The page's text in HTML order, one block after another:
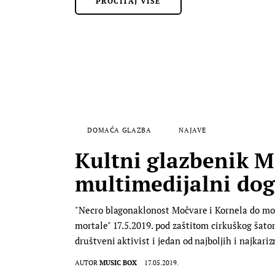
DOMAĆA GLAZBA NAJAVE
Kultni glazbenik
multimedijalni
"Necro blagonaklonost Močvare i Kornela do
mortale" 17.5.2019. pod zaštitom cirkuškog
društveni aktivist i jedan od najboljih i
AUTOR MUSIC BOX 17.05.2019.